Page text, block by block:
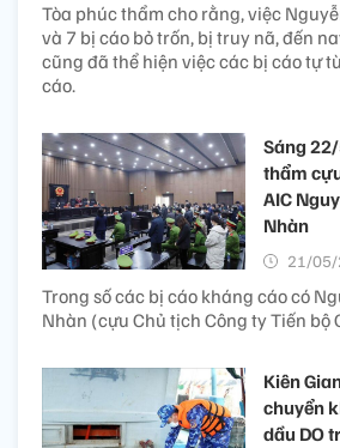
Tòa phúc thẩm cho rằng, việc
và 7 bị cáo bỏ trốn, bị truy nã, đến
cũng đã thể hiện việc các bị cáo tự
cáo.
Sáng
thẩm
AIC
Nhàn
21/05/
Trong số các bị cáo kháng cáo có
Nhàn (cựu Chủ tịch Công ty Tiến bộ
Kiên
chuyển
dầu DO